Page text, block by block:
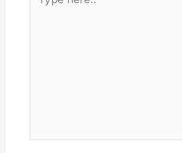
here..